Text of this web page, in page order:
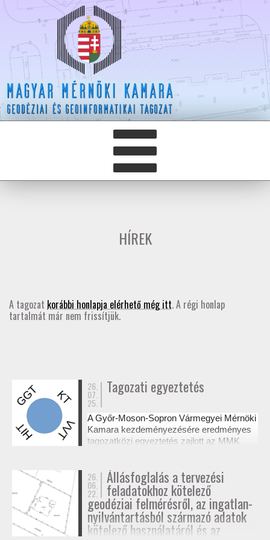
TOVÁBBKÉPZÉSEK
ELNÖKSÉG
MUNKATERVEK, BESZÁMOLÓK
HATÁROZATOK
JOGSZABÁLYOK, SZABÁLYZATOK, SZABVÁNYOK
NÉVJEGYZÉK
SEGÉDLETEK / FAP
HÍREK
A tagozat korábbi honlapja elérhető még itt. A régi honlap
tartalmát már nem frissítjük.
26.
07.
25.
Tagozati egyeztetés
A Győr-Moson-Sopron Vármegyei Mérnöki
Kamara kezdeményezésére eredményes
tagozatközi egyeztetés zajlott az MMK
dokumentációk jogosultsági kérdéseiről. A
résztvevő tagozatok a 327/2015. (XI. 10.)
Korm. rendelet alapján tisztázták a
kompetenciahatárokat, és a jövőben közös
workshopok formájában folytatják a
szakmai együttműködést.
26.
06.
22.
Állásfoglalás a tervezési
feladatokhoz kötelező
geodéziai felmérésről, az ingatlan-
nyilvántartásból származó adatok
kötelező használatáról és az